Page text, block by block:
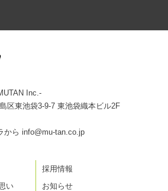
Inc.-
区東池袋3-9-7 東池袋織本ビル2F
からinfo@mu-tan.co.jp
い
採用情報
お知らせ